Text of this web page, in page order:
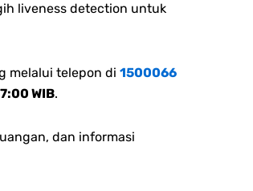
liveness detection untuk
melalui telepon di 1500066
WIB.
dan informasi